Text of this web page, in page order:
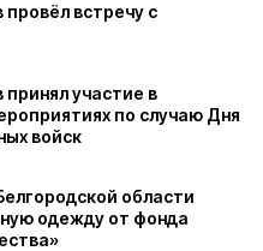
встречу с
участие в
по случаю Дня
войск
области
одежду от фонда